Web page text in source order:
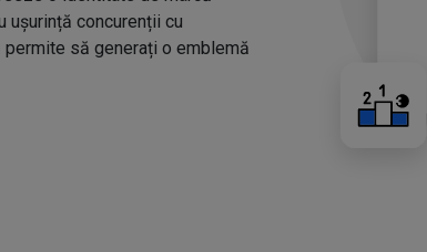
concurenții cu
permite să generați o emblemă